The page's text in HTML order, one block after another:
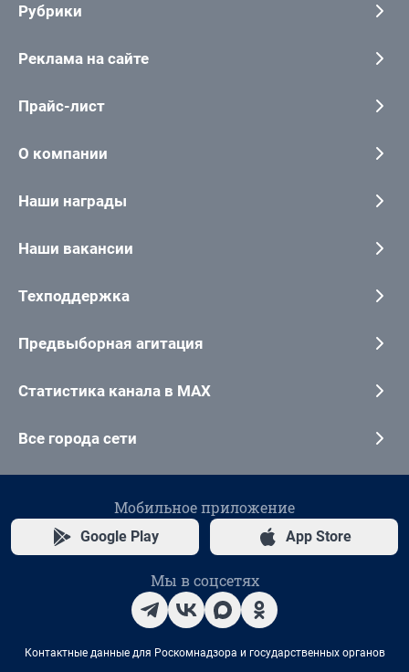
Рубрики
Реклама на сайте
Прайс-лист
О компании
Наши награды
Наши вакансии
Техподдержка
Предвыборная агитация
Статистика канала в MAX
Все города сети
Мобильное приложение
Google Play App Store
Мы в соцсетях
Контактные данные для Роскомнадзора и государственных органов